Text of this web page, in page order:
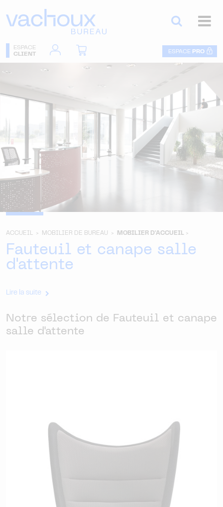
ESPACE
CLIENT
ESPACE PRO
ACCUEIL > MOBILIER DE BUREAU > MOBILIER D'ACCUEIL >
Fauteuil et canape salle
d'attente
Lire la suite
Notre sélection de Fauteuil et canape
salle d'attente